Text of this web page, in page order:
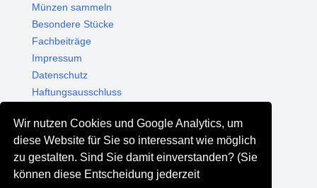
Wir nutzen Cookies und Google Analytics, um
diese Website für Sie so interessant wie möglich
zu gestalten. Sind Sie damit einverstanden? (Sie
können diese Entscheidung jederzeit
Münzen sammeln
Besondere Stücke
Fachbeiträge
Impressum
Datenschutz
Haftungsausschluss
Shop - Online kaufen
Münzgalerie München
MGM Schmuck
MGM Pfand